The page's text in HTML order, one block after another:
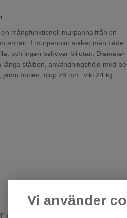
Vi använder
mångfunktionell murpanna från en
annan. I murpannan steker man både
och ingen behöver bli utan. Diameter
långa stålben, användningshöjd med
jämn botten, djup 28 mm, vikt 24 kg.
också tittat på